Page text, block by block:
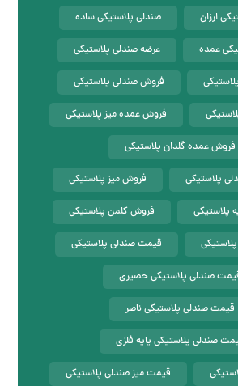
ارزان صندلی پلاستیکی ساده
عمده عرضه صندلی پلاستیکی
فروش صندلی پلاستیکی
فروش عمده میز پلاستیکی
فروش عمده گلدان پلاستیکی
پلاستیکی فروش میز پلاستیکی
پلاستیکی فروش کلمن پلاستیکی
قیمت صندلی پلاستیکی
صندلی پلاستیکی حصیری
قیمت صندلی پلاستیکی ناصر
صندلی پلاستیکی پایه فلزی
قیمت میز صندلی پلاستیکی